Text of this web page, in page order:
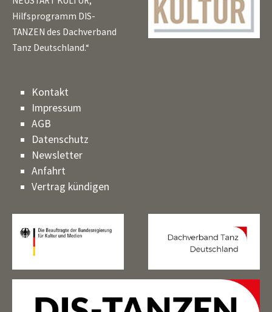
Hilfsprogramm DIS-
TANZEN des Dachverband
Tanz Deutschland.“
Kontakt
Impressum
AGB
Datenschutz
Newsletter
Anfahrt
Vertrag kündigen